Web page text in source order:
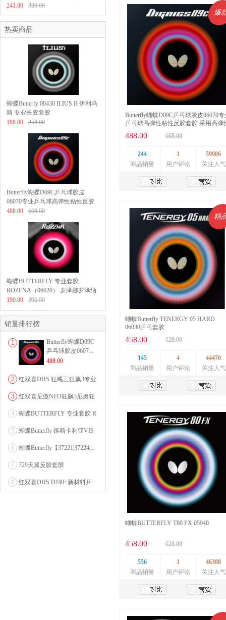
爆
Butterfly蝴蝶D09C乒乓球胶皮06070专
乒乓球高弹性粘性反胶套胶 采用高弹
海绵
488.00 668.00
244
商品销量
1
用户评论
59986
关注人气
精
蝴蝶Butterfly TENERGY 05 HARD
06030乒乓套胶
458.00 628.00
145
商品销量
4
用户评论
44470
关注人气
蝴蝶BUTTERFLY T80 FX 05940
458.00 628.00
556
商品销量
1
用户评论
46388
关注人气
241.00
330.00
热卖商品
蝴蝶Butterfy 00430 ILIUS B 伊利乌
斯 专业长胶套胶
188.00
258.00
Butterfly蝴蝶D09C乒乓球胶皮
06070专业乒乓球高弹性粘性反胶
套胶 采用高弹性海绵
488.00 668.00
蝴蝶BUTTERFLY 专业套胶
ROZENA（06020） 罗泽娜罗泽纳
玫瑰套胶
190.00 390.00
销量排行榜
1
Butterfly蝴蝶D09C
乒乓球胶皮0607...
488.00
2
红双喜DHS 狂飚三狂飙3专业
3
红双喜尼傲NEO狂飙3尼奥狂
4
蝴蝶BUTTERFLY 专业套胶 R
5
蝴蝶Butterfly 维斯卡利亚VIS
6
蝴蝶Butterfly【37221|37224|...
7 729天翼反胶套胶
8
红双喜DHS DJ40+新材料乒
乓球 WTT系列...